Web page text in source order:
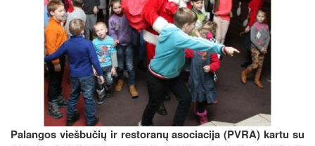
Palangos viešbučių ir restoranų asociacija (PVRA) kartu su